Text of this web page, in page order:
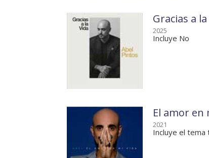
Gracias a
2025
Incluye No
El amor en
2021
Incluye el tema